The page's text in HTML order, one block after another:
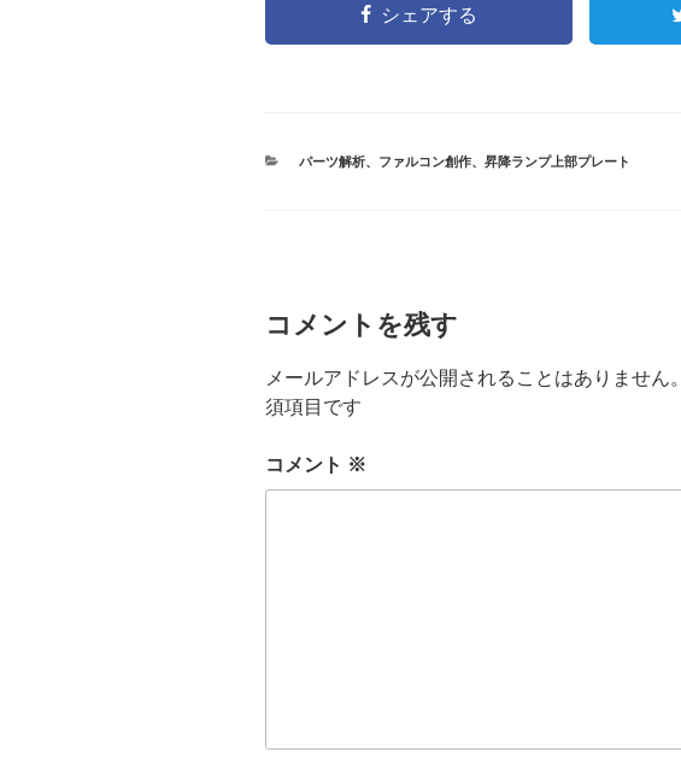
シェアする
カ
パーツ解析、 ファルコン創作、 昇降ランプ上部プレート
コメントを残す
メールアドレスが公開されることはありません。
須項目です
コメント ※